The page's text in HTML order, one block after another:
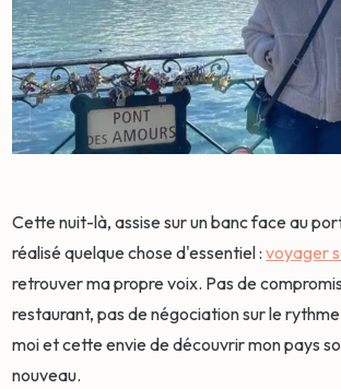
Cette nuit-là, assise sur un banc face au
réalisé quelque chose d'essentiel :voyager
retrouver ma propre voix. Pas de
restaurant, pas de négociation sur le
moi et cette envie de découvrir mon pays
nouveau.